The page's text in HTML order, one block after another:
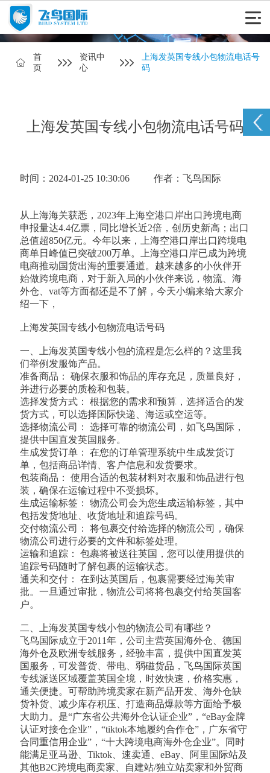
首
页
资讯中
心
上海发英国专线小包物流电话号
码
上海发英国专线小包物流电话号码
时间：2024-01-25 10:30:06 作者：飞鸟国际
从上海海关获悉，2023年上海空港口岸出口跨境电商
申报量达4.4亿票，同比增长近2倍，创历史新高；出口
总值超850亿元。今年以来，上海空港口岸出口跨境电
商单日峰值已突破200万单。上海空港口岸已成为跨境
电商推动国货出海的重要通道。越来越多的小伙伴开
始做跨境电商，对于新入局的小伙伴来说，物流、海
外仓、vat等方面都还是不了解，今天小编来给大家介
绍一下，
上海发英国专线小包物流电话号码
一、上海发英国专线小包的流程是怎么样的？这里我
们举例发服饰产品。
准备商品： 确保衣服和饰品的库存充足，质量良好，
并进行必要的质检和包装。
选择发货方式： 根据您的需求和预算，选择适合的发
货方式，可以选择国际快递、海运或空运等。
选择物流公司： 选择可靠的物流公司，如飞鸟国际，
提供中国直发英国服务。
生成发货订单： 在您的订单管理系统中生成发货订
单，包括商品详情、客户信息和发货要求。
包装商品： 使用合适的包装材料对衣服和饰品进行包
装，确保在运输过程中不受损坏。
生成运输标签： 物流公司会为您生成运输标签，其中
包括发货地址、收货地址和追踪号码。
交付物流公司： 将包裹交付给选择的物流公司，确保
物流公司进行必要的文件和标签处理。
运输和追踪： 包裹将被送往英国，您可以使用提供的
追踪号码随时了解包裹的运输状态。
通关和交付： 在到达英国后，包裹需要经过海关审
批。一旦通过审批，物流公司将将包裹交付给英国客
户。
二、上海发英国专线小包的物流公司有哪些？
飞鸟国际成立于2011年，公司主营英国海外仓、德国
海外仓及欧洲专线服务，经验丰富，提供中国直发英
国服务，可发普货、带电、弱磁货品，飞鸟国际英国
专线派送区域覆盖英国全境，时效快速，价格实惠，
通关便捷。可帮助跨境卖家在新产品开发、海外仓缺
货补货、减少库存积压、打造商品爆款等方面给予极
大助力。是“广东省公共海外仓认证企业”，“eBay金牌
认证对接仓企业”，“tiktok本地履约合作仓”，广东省守
合同重信用企业”，“十大跨境电商海外仓企业”。同时
能满足亚马逊、Tiktok、速卖通、eBay、阿里国际站及
其他B2C跨境电商卖家、自建站/独立站卖家和外贸商